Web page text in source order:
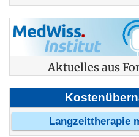
Aktuelles aus
Langzeittherapie